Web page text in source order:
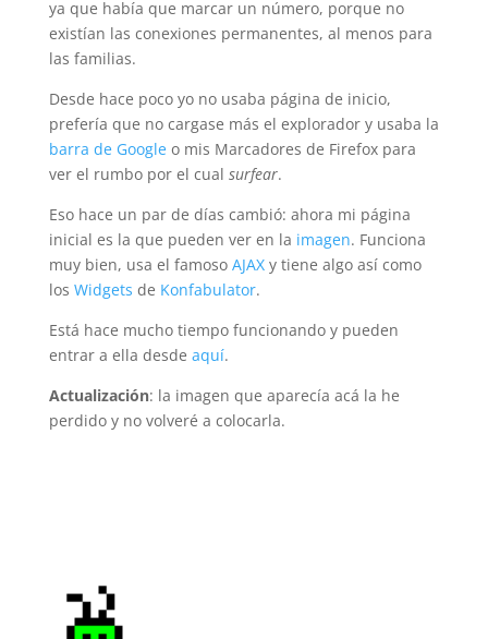
ya que había que marcar un número, porque no
existían las conexiones permanentes, al menos para
las familias.
Desde hace poco yo no usaba página de inicio,
prefería que no cargase más el explorador y usaba la
barra de Googleo mis Marcadores de Firefox para
ver el rumbo por el cual surfear.
Eso hace un par de días cambió: ahora mi página
inicial es la que pueden ver en la imagen. Funciona
muy bien, usa el famoso AJAXy tiene algo así como
los Widgets de Konfabulator.
Está hace mucho tiempo funcionando y pueden
entrar a ella desde aquí.
Actualización: la imagen que aparecía acá la he
perdido y no volveré a colocarla.